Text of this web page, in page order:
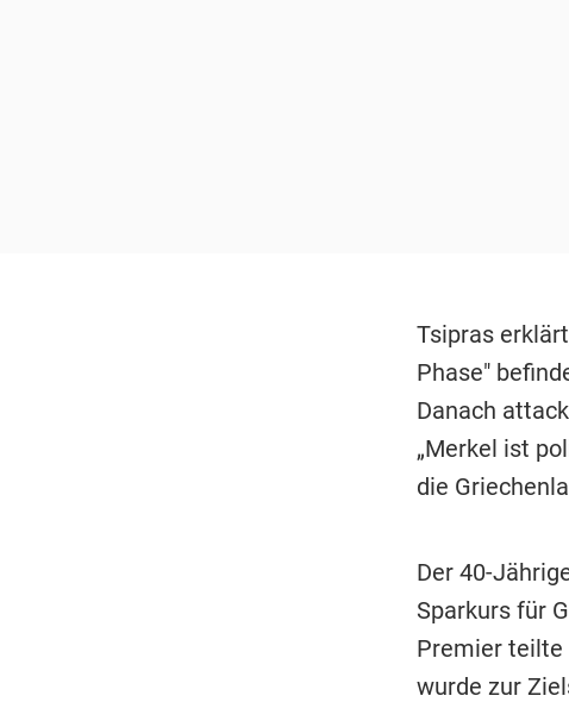
Tsipras
Phase"
Danach
„Merkel ist
die
Der 40-
Sparkurs für
Premier teilte
wurde zur